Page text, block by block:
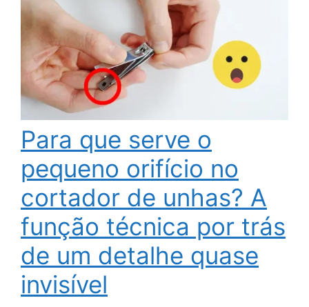
Para que serve o
pequeno orifício no
cortador de unhas? A
função técnica por trás
de um detalhe quase
invisível